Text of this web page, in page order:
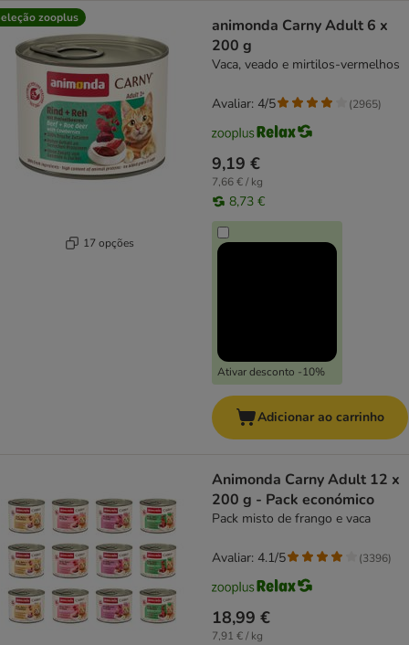
zooplus
17 opções
animonda Carny Adult 6 x
200 g
Vaca, veado e mirtilos-vermelhos
9,19 €
7,66 € / kg
8,73 €
Ativar desconto -10%
Avaliar: 4/5 (2965)
Adicionar ao carrinho
Animonda Carny Adult 12 x
200 g - Pack económico
Pack misto de frango e vaca
18,99 €
7,91 € / kg
Avaliar: 4.1/5 (3396)